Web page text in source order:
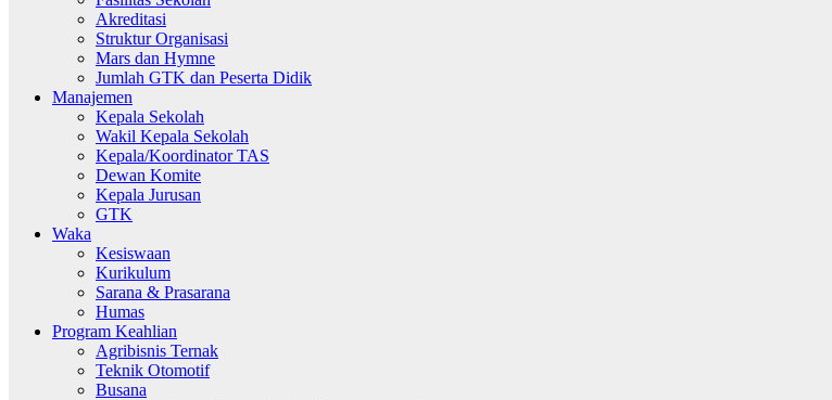
Akreditasi
Struktur Organisasi
Mars dan Hymne
Jumlah GTK dan Peserta Didik
Manajemen
Kepala Sekolah
Wakil Kepala Sekolah
Kepala/Koordinator TAS
Dewan Komite
Kepala Jurusan
GTK
Waka
Kesiswaan
Kurikulum
Sarana & Prasarana
Humas
Program Keahlian
Agribisnis Ternak
Teknik Otomotif
Busana